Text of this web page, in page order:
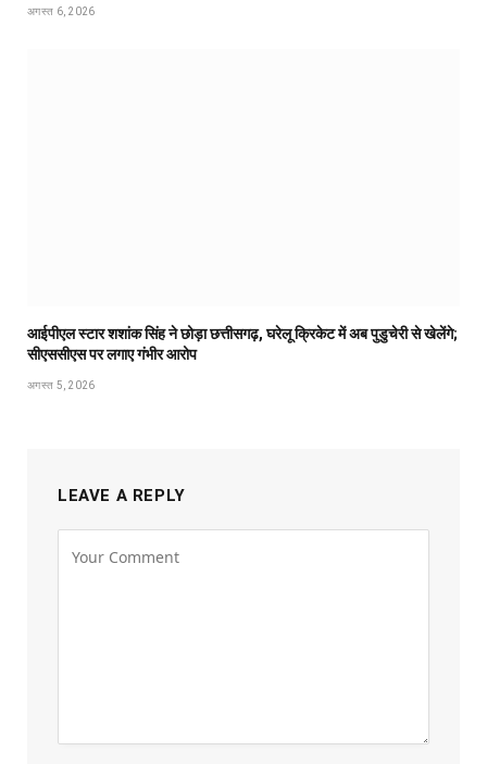
अगस्त 6, 2026
आईपीएल स्टार शशांक सिंह ने छोड़ा छत्तीसगढ़, घरेलू क्रिकेट में अब पुडुचेरी से खेलेंगे;
सीएससीएस पर लगाए गंभीर आरोप
अगस्त 5, 2026
LEAVE A REPLY